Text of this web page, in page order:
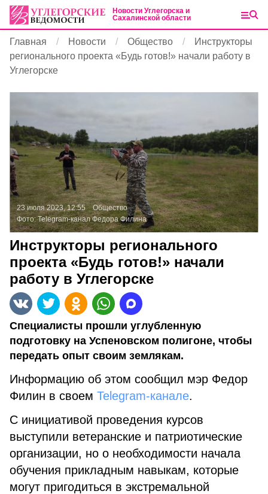
Новости Углегорска и
Сахалинской области
Главная Новости Общество
Инструкторы
регионального проекта «Будь готов!» начали работу в
Углегорске
23 июля 2023, 12:55
Общество
Фото:Telegram-канал Федора Филина
Инструкторы регионального
проекта «Будь готов!» начали
работу в Углегорске
Специалисты прошли углубленную
подготовку на Успеновском полигоне, чтобы
передать опыт своим землякам.
Информацию об этом сообщил мэр Федор
Филин в своем Telegram-канале.
С инициативой проведения курсов
выступили ветеранские и патриотические
организации, но о необходимости начала
обучения прикладным навыкам, которые
могут пригодиться в экстремальной